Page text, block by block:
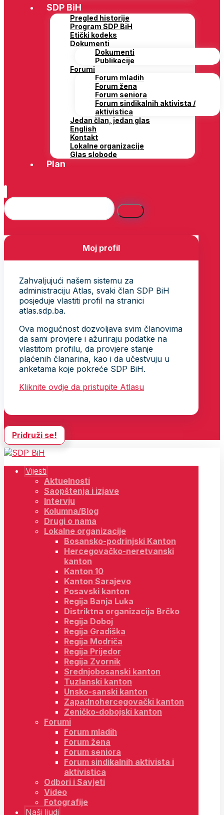
SDP BiH
Pregled historije
Program SDP BiH
Etički kodeks
Dokumenti
Dokumenti
Publikacije
Forumi
Forum mladih
Forum žena
Forum seniora
Forum sindikalnih aktivista /
aktivistica
Jedan član, jedan glas
English
Kontakt
Lokalne organizacije
Glas slobode
Plan
Moj profil
Zahvaljujući našem sistemu za
administraciju Atlas, svaki član SDP BiH
posjeduje vlastiti profil na stranici
atlas.sdp.ba.
Ova mogućnost dozvoljava svim članovima
da sami provjere i ažuriraju podatke na
vlastitom profilu, da provjere stanje
plaćenih članarina, kao i da učestvuju u
anketama koje pokreće SDP BiH.
Kliknite ovdje da pristupite Atlasu
Pridruži se!
Vijesti
Aktuelnosti
Saopštenja i izjave
Intervju
Kolumna/Blog
Drugi o nama
Lokalne organizacije
Bosansko-podrinjski Kanton
Hercegovačko-neretvanski
kanton
Kanton 10
Kanton Sarajevo
Posavski kanton
Regija Banja Luka
Distriktna organizacija Brčko
Regija Doboj
Regija Gradiška
Regija Modriča
Regija Prijedor
Regija Zvornik
Srednjobosanski kanton
Tuzlanski kanton
Unsko-sanski kanton
Zapadnohercegovački kanton
Zeničko-dobojski kanton
Forumi
Forum mladih
Forum žena
Forum seniora
Forum sindikalnih aktivista i
aktivistica
Odbori i Savjeti
Video
Fotografije
Naši ljudi